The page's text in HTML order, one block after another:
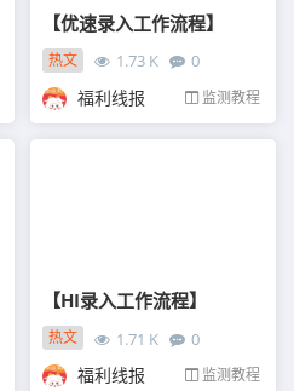
【优速录入工作流程】
热文 1.73 K
0
01-08
福利线报 监测教程
【HI录入工作流程】
热文 1.71 K
0
01-08
福利线报 监测教程